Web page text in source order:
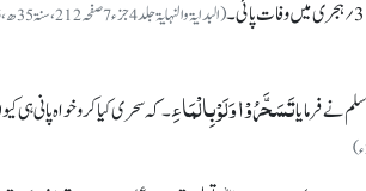
نے فرمایاتَسَحَّرُوْا وَلَوْ بِالْمَاءِ۔ کہ سحری کیا کرو خواہ پانی ہی